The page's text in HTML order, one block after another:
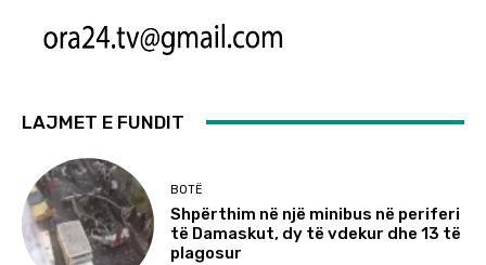
LAJMET E FUNDIT
BOTË
Shpërthim në një minibus në periferi
të Damaskut, dy të vdekur dhe 13 të
plagosur